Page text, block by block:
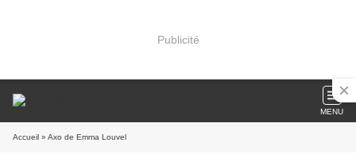
Publicité
MENU
Accueil » Axo de Emma Louvel